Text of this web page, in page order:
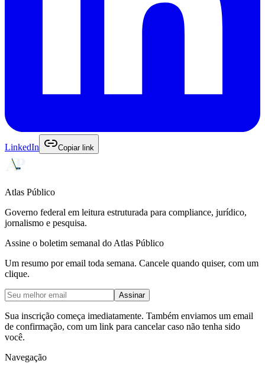
LinkedIn Copiar link
Atlas Público
Governo federal em leitura estruturada para compliance, jurídico,
jornalismo e pesquisa.
Assine o boletim semanal do Atlas Público
Um resumo por email toda semana. Cancele quando quiser, com um
clique.
Assinar
Sua inscrição começa imediatamente. Também enviamos um email
de confirmação, com um link para cancelar caso não tenha sido
você.
Navegação